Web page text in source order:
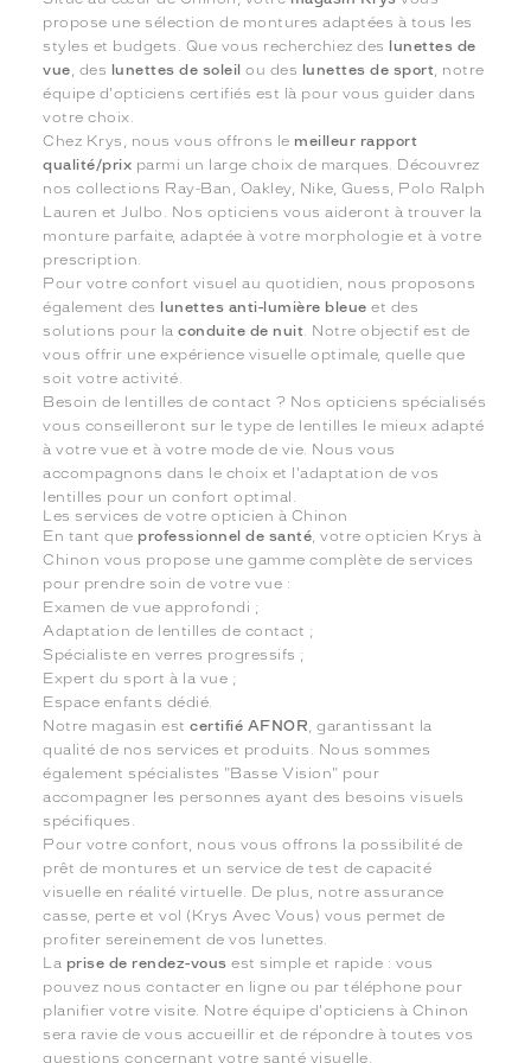
propose une sélection de montures adaptées à tous les
styles et budgets. Que vous recherchiez des
lunettes de
vue, des lunettes de soleil ou des lunettes de sport, notre
équipe d'opticiens certifiés est là pour vous guider dans
votre choix.
Chez Krys, nous vous offrons le meilleur rapport
qualité/prix parmi un large choix de marques. Découvrez
nos collections Ray-Ban, Oakley, Nike, Guess, Polo Ralph
Lauren et Julbo. Nos opticiens vous aideront à trouver la
monture parfaite, adaptée à votre morphologie et à votre
prescription.
Pour votre confort visuel au quotidien, nous proposons
également des
lunettes anti-lumière bleue et des
solutions pour laconduite de nuit. Notre objectif est de
vous offrir une expérience visuelle optimale, quelle que
soit votre activité.
Besoin de lentilles de contact ? Nos opticiens spécialisés
vous conseilleront sur le type de lentilles le mieux adapté
à votre vue et à votre mode de vie. Nous vous
accompagnons dans le choix et l'adaptation de vos
lentilles pour un confort optimal.
Les services de votre opticien à Chinon
En tant que professionnel de santé, votre opticien Krys à
Chinon vous propose une gamme complète de services
pour prendre soin de votre vue :
Examen de vue approfondi ;
Adaptation de lentilles de contact ;
Spécialiste en verres progressifs ;
Expert du sport à la vue ;
Espace enfants dédié.
Notre magasin estcertifié AFNOR, garantissant la
qualité de nos services et produits. Nous sommes
également spécialistes "Basse Vision" pour
accompagner les personnes ayant des besoins visuels
spécifiques.
Pour votre confort, nous vous offrons la possibilité de
prêt de montures et un service de test de capacité
visuelle en réalité virtuelle. De plus, notre assurance
casse, perte et vol (Krys Avec Vous) vous permet de
profiter sereinement de vos lunettes.
La prise de rendez-vous est simple et rapide : vous
pouvez nous contacter en ligne ou par téléphone pour
planifier votre visite. Notre équipe d'opticiens à Chinon
sera ravie de vous accueillir et de répondre à toutes vos
questions concernant votre santé visuelle.